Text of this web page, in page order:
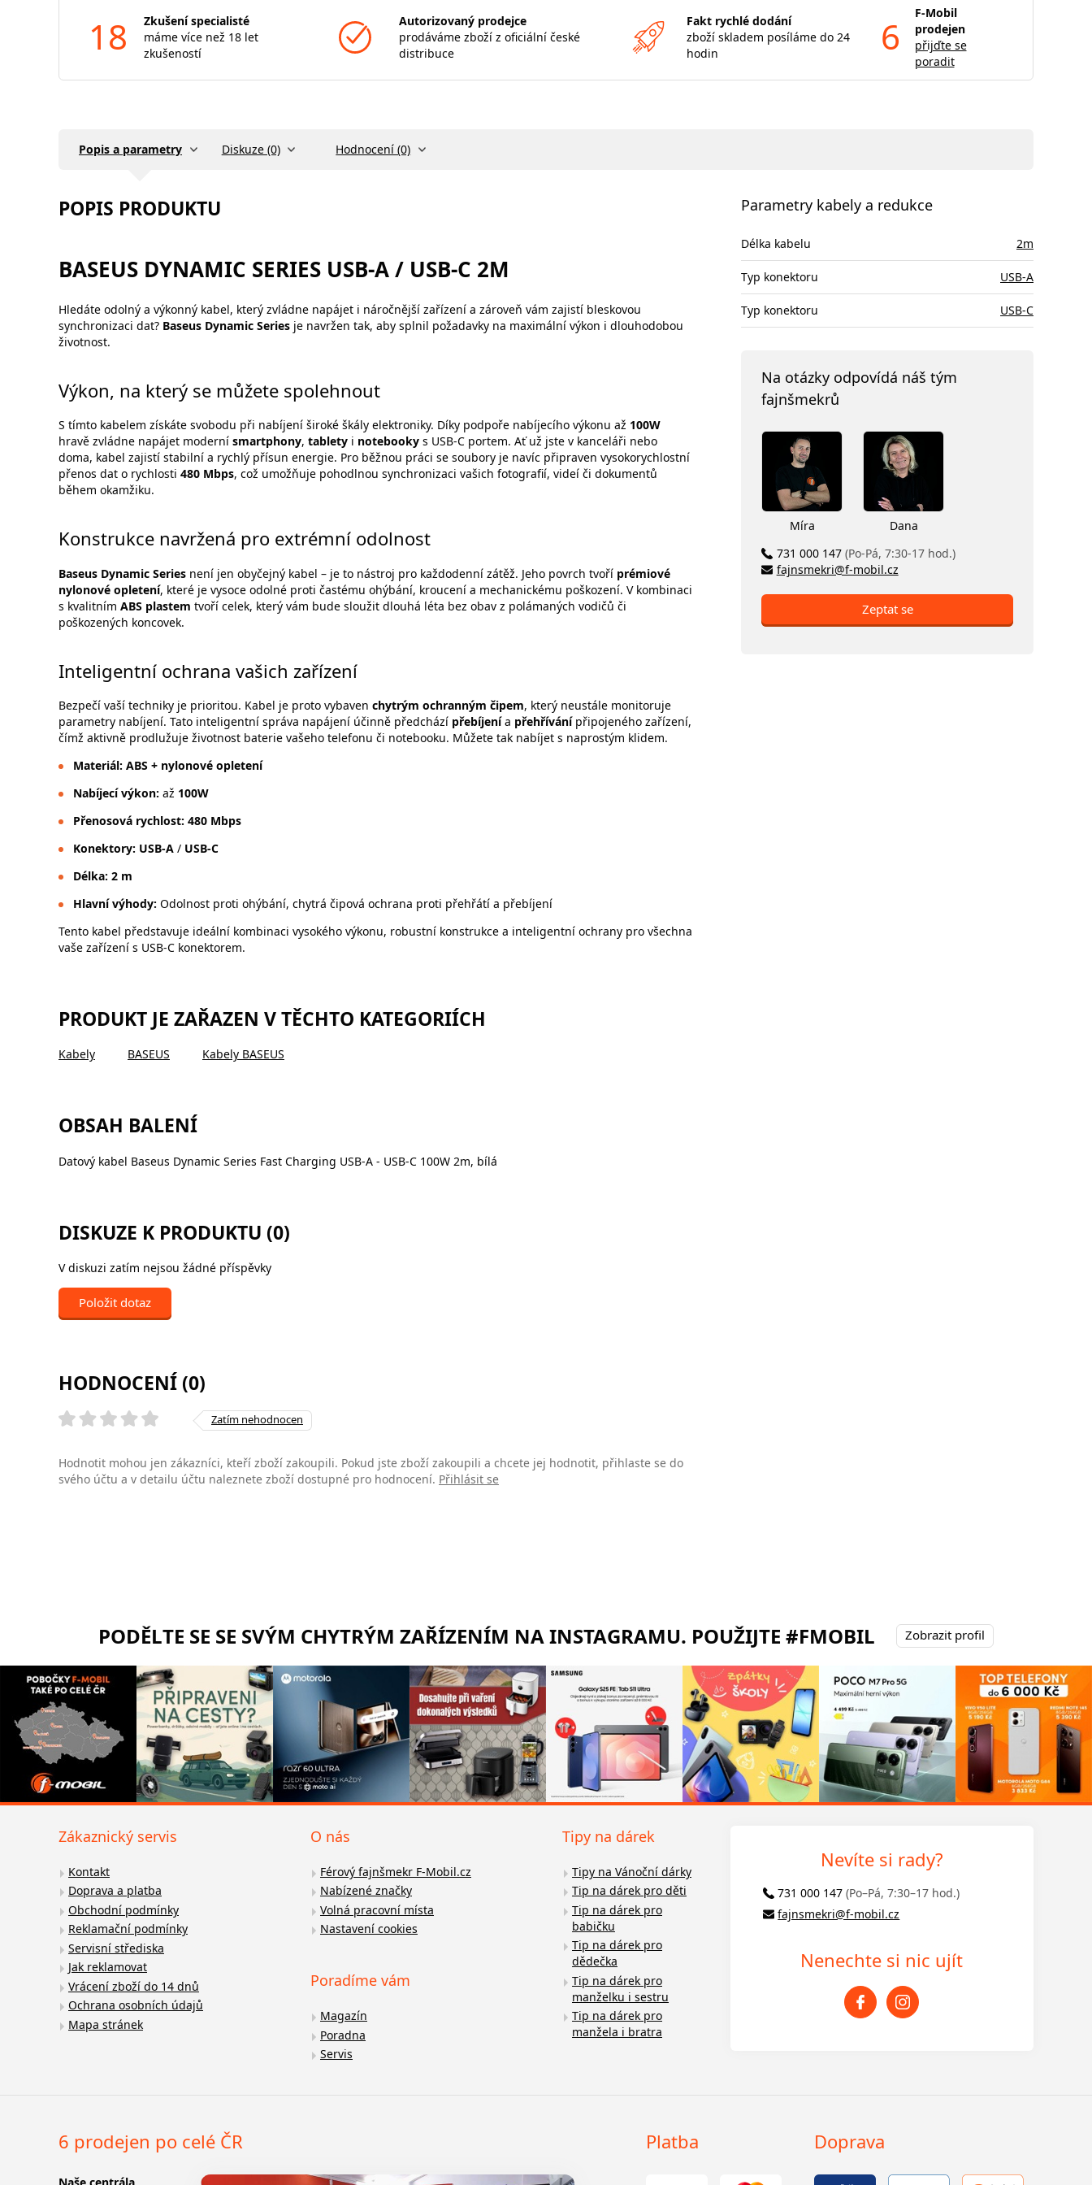
18
Zkušení specialisté
máme více než 18 let
zkušeností
Autorizovaný prodejce
prodáváme zboží z oficiální české
distribuce
Fakt rychlé dodání
zboží skladem posíláme do 24
hodin
6
F-Mobil
prodejen
přijďte se
poradit
Popis a parametry Diskuze (0) Hodnocení (0)
POPIS PRODUKTU
BASEUS DYNAMIC SERIES USB-A / USB-C 2M
Hledáte odolný a výkonný kabel, který zvládne napájet i náročnější zařízení a zároveň vám zajistí bleskovou
synchronizaci dat? Baseus Dynamic Series je navržen tak, aby splnil požadavky na maximální výkon i dlouhodobou
životnost.
Výkon, na který se můžete spolehnout
S tímto kabelem získáte svobodu při nabíjení široké škály elektroniky. Díky podpoře nabíjecího výkonu až 100W
hravě zvládne napájet moderní smartphony, tablety i notebooky s USB-C portem. Ať už jste v kanceláři nebo
doma, kabel zajistí stabilní a rychlý přísun energie. Pro běžnou práci se soubory je navíc připraven vysokorychlostní
přenos dat o rychlosti 480 Mbps, což umožňuje pohodlnou synchronizaci vašich fotografií, videí či dokumentů
během okamžiku.
Konstrukce navržená pro extrémní odolnost
Baseus Dynamic Series není jen obyčejný kabel – je to nástroj pro každodenní zátěž. Jeho povrch tvoří prémiové
nylonové opletení, které je vysoce odolné proti častému ohýbání, kroucení a mechanickému poškození. V kombinaci
s kvalitním ABS plastem tvoří celek, který vám bude sloužit dlouhá léta bez obav z polámaných vodičů či
poškozených koncovek.
Inteligentní ochrana vašich zařízení
Bezpečí vaší techniky je prioritou. Kabel je proto vybaven chytrým ochranným čipem, který neustále monitoruje
parametry nabíjení. Tato inteligentní správa napájení účinně předchází přebíjenía přehřívánípřipojeného zařízení,
čímž aktivně prodlužuje životnost baterie vašeho telefonu či notebooku. Můžete tak nabíjet s naprostým klidem.
Materiál: ABS + nylonové opletení
Nabíjecí výkon: až 100W
Přenosová rychlost: 480 Mbps
Konektory: USB-A/ USB-C
Délka: 2 m
Hlavní výhody: Odolnost proti ohýbání, chytrá čipová ochrana proti přehřátí a přebíjení
Tento kabel představuje ideální kombinaci vysokého výkonu, robustní konstrukce a inteligentní ochrany pro všechna
vaše zařízení s USB-C konektorem.
PRODUKT JE ZAŘAZEN V TĚCHTO KATEGORIÍCH
Kabely BASEUS Kabely BASEUS
OBSAH BALENÍ
Datový kabel Baseus Dynamic Series Fast Charging USB-A - USB-C 100W 2m, bílá
DISKUZE K PRODUKTU (0)
V diskuzi zatím nejsou žádné příspěvky
Položit dotaz
HODNOCENÍ (0)
Zatím nehodnocen
Hodnotit mohou jen zákazníci, kteří zboží zakoupili. Pokud jste zboží zakoupili a chcete jej hodnotit, přihlaste se do
svého účtu a v detailu účtu naleznete zboží dostupné pro hodnocení. Přihlásit se
Parametry kabely a redukce
Délka kabelu 2m
Typ konektoru USB-A
Typ konektoru USB-C
Na otázky odpovídá náš tým
fajnšmekrů
Míra
Dana
731 000 147 (Po-Pá, 7:30-17 hod.)
fajnsmekri@f-mobil.cz
Zeptat se
PODĚLTE SE SE SVÝM CHYTRÝM ZAŘÍZENÍM NA INSTAGRAMU. POUŽIJTE #FMOBIL Zobrazit profil
Zákaznický servis
Kontakt
Doprava a platba
Obchodní podmínky
Reklamační podmínky
Servisní střediska
Jak reklamovat
Vrácení zboží do 14 dnů
Ochrana osobních údajů
Mapa stránek
O nás
Férový fajnšmekr F-Mobil.cz
Nabízené značky
Volná pracovní místa
Nastavení cookies
Poradíme vám
Magazín
Poradna
Servis
Tipy na dárek
Tipy na Vánoční dárky
Tip na dárek pro děti
Tip na dárek pro
babičku
Tip na dárek pro
dědečka
Tip na dárek pro
manželku i sestru
Tip na dárek pro
manžela i bratra
Nevíte si rady?
731 000 147 (Po–Pá, 7:30–17 hod.)
fajnsmekri@f-mobil.cz
Nenechte si nic ujít
6 prodejen po celé ČR Platba Doprava